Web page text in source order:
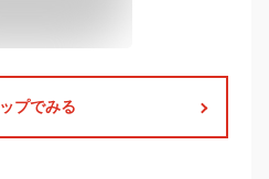
プでみる